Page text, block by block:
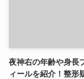
夜神右の年齢や身長
ィールを紹介！整形